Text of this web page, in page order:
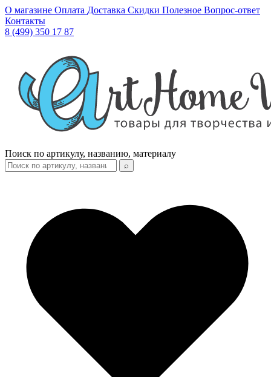
О магазине Оплата Доставка Скидки Полезное Вопрос-ответ
Контакты
8 (499) 350 17 87
Поиск по артикулу, названию, материалу
⌕